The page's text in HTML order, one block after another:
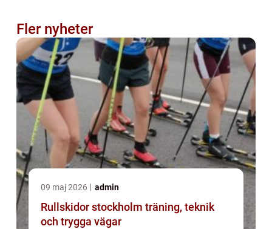
Fler nyheter
09 maj 2026 admin
Rullskidor stockholm träning, teknik
och trygga vägar